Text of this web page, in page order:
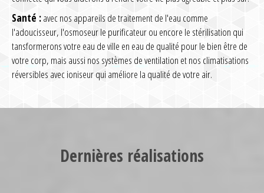
Santé :avec nos appareils de traitement de l'eau comme
l'adoucisseur, l'osmoseur le purificateur ou encore le stérilisation qui
tansformerons votre eau de ville en eau de qualité pour le bien être de
votre corp, mais aussi nos systèmes de ventilation et nos climatisations
réversibles avec ioniseur qui améliore la qualité de votre air.
Dernières réalisations